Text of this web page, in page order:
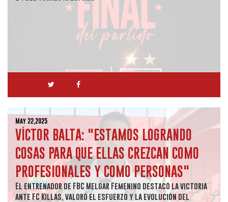
May 22,2025
VÍCTOR BALTA: "ESTAMOS LOGRANDO
COSAS PARA QUE ELLAS CREZCAN COMO
PROFESIONALES Y COMO PERSONAS"
El entrenador de FBC Melgar Femenino destacó la victoria
ante FC Killas, valoró el esfuerzo y la evolución del